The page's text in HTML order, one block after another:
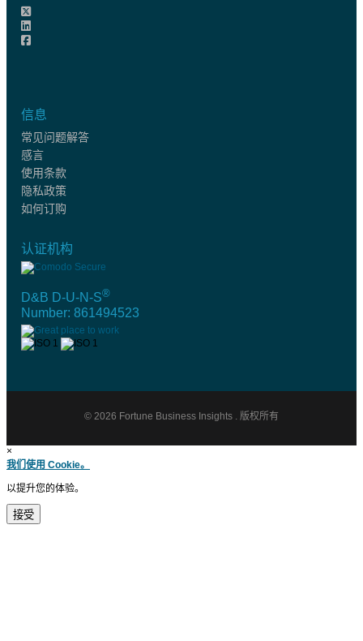
信息
常见问题解答
感言
使用条款
隐私政策
如何订购
认证机构
D&B D-U-N-S®
Number: 861494523
© 2026 Fortune Business Insights . 版权所有
×
我们使用 Cookie。
以提升您的体验。
接受